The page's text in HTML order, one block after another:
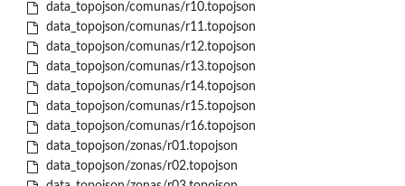
data_topojson/comunas/r10.topojson
data_topojson/comunas/r11.topojson
data_topojson/comunas/r12.topojson
data_topojson/comunas/r13.topojson
data_topojson/comunas/r14.topojson
data_topojson/comunas/r15.topojson
data_topojson/comunas/r16.topojson
data_topojson/zonas/r01.topojson
data_topojson/zonas/r02.topojson